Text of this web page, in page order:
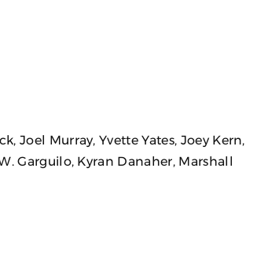
Joel Murray, Yvette Yates, Joey Kern,
Garguilo, Kyran Danaher, Marshall